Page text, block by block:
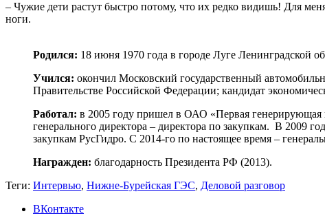
– Чужие дети растут быстро потому, что их редко видишь! Для
ноги.
Родился: 18 июня 1970 года в городе Луге Ленинградской
Учился: окончил Московский государственный
Правительстве Российской Федерации; кандидат
Работал: в 2005 году пришел в ОАО «Первая генерирующая
генерального директора – директора по закупкам. В 2009
закупкам РусГидро. С 2014-го по настоящее время –
Награжден: благодарность Президента РФ (2013).
Теги: Интервью, Нижне-Бурейская ГЭС, Деловой разговор
ВКонтакте